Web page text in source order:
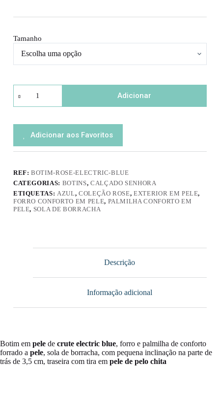
Tamanho
de
Botim
Adicionar
Adicionar aos Favoritos
REF:BOTIM-ROSE-ELECTRIC-BLUE
CATEGORIAS: BOTINS, CALÇADO SENHORA
ETIQUETAS: AZUL, COLEÇÃO ROSE,EXTERIOR EM PELE,
FORRO CONFORTO EM PELE, PALMILHA CONFORTO EM
PELE, SOLA DE BORRACHA
Descrição
Informação adicional
Botim em pele de crute electric blue, forro e palmilha de conforto
forrado a pele, sola de borracha, com pequena inclinação na parte de
trás de 3,5 cm, traseira com tira em pele de pelo chita